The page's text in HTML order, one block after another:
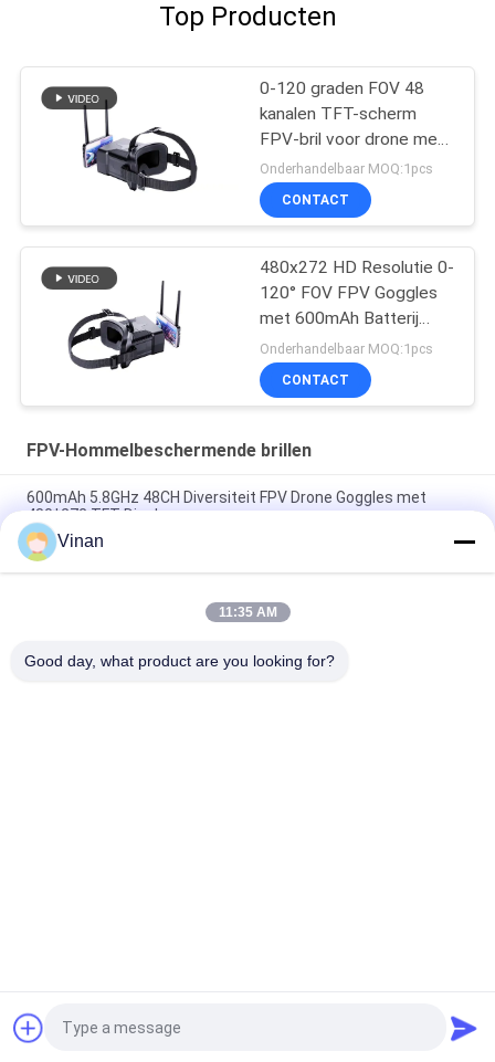
Top Producten
0-120 graden FOV 48
kanalen TFT-scherm
FPV-bril voor drone met
4,3-inch display
Onderhandelbaar MOQ:1pcs
CONTACT
480x272 HD Resolutie 0-
120° FOV FPV Goggles
met 600mAh Batterij
voor Drone Headset
Onderhandelbaar MOQ:1pcs
CONTACT
FPV-Hommelbeschermende brillen
600mAh 5.8GHz 48CH Diversiteit FPV Drone Goggles met
480*272 TFT Display
2,7 Duim Minitft lcd 5,8 ghz Beste Beginner die FPV-
Beschermende brillen 48 rent Channesl
Van TFT LCD de Grote Éénogige 2,7“ 5.8Ghz Quadcopter FPV
Brillen
Vraag een offerte aan
Vinan
11:35 AM
Good day, what product are you looking for?